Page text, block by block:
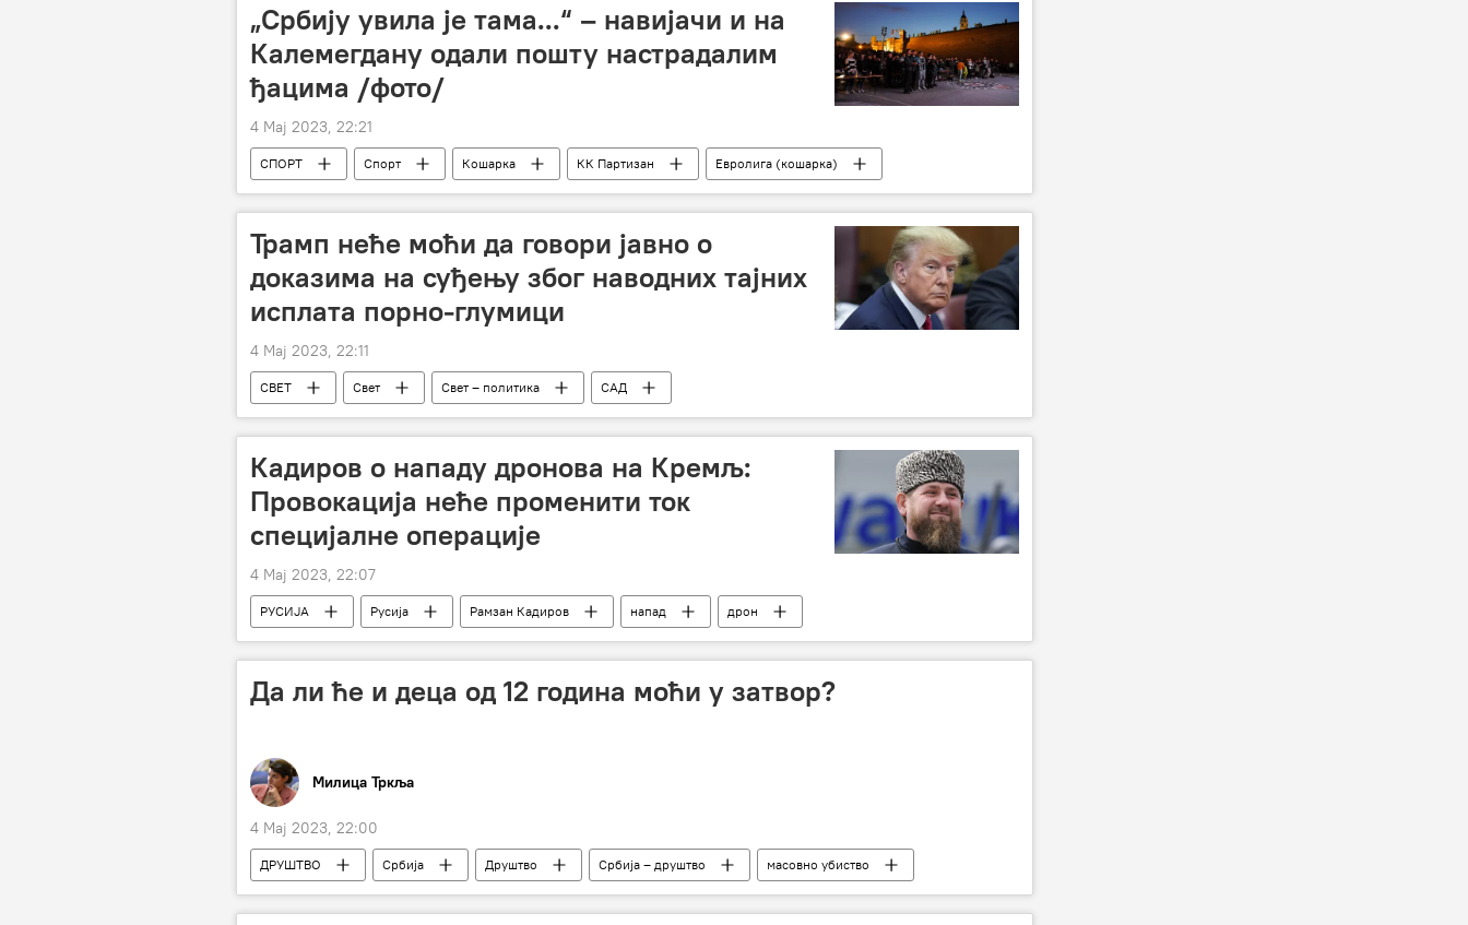
„Србију увила је тама...“ – навијачи и на
Калемегдану одали пошту настрадалим
ђацима /фото/
4 Мај 2023, 22:21
СПОРТ Спорт Кошарка КК Партизан Евролига (кошарка)
Трамп неће моћи да говори јавно о
доказима на суђењу због наводних тајних
исплата порно-глумици
4 Мај 2023, 22:11
СВЕТ Свет Свет – политика САД
Кадиров о нападу дронова на Кремљ:
Провокација неће променити ток
специјалне операције
4 Мај 2023, 22:07
РУСИЈА Русија Рамзан Кадиров напад дрон
Да ли ће и деца од 12 година моћи у затвор?
Милица Тркља
4 Мај 2023, 22:00
ДРУШТВО Србија Друштво Србија – друштво
масовно убиство
школа
малолетници
казна